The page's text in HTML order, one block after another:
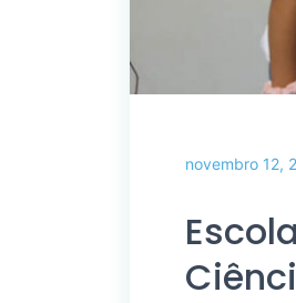
novembro 12,